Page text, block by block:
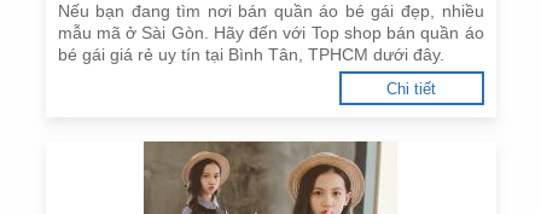
Nếu bạn đang tìm nơi bán quần áo bé gái đẹp, nhiều
mẫu mã ở Sài Gòn. Hãy đến với Top shop bán quần áo
bé gái giá rẻ uy tín tại Bình Tân, TPHCM dưới đây.
Chi tiết